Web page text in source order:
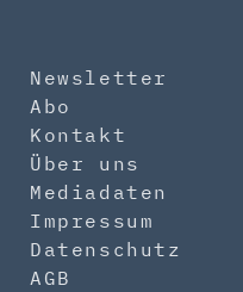
Newsletter
Abo
Kontakt
Über uns
Mediadaten
Impressum
Datenschutz
AGB